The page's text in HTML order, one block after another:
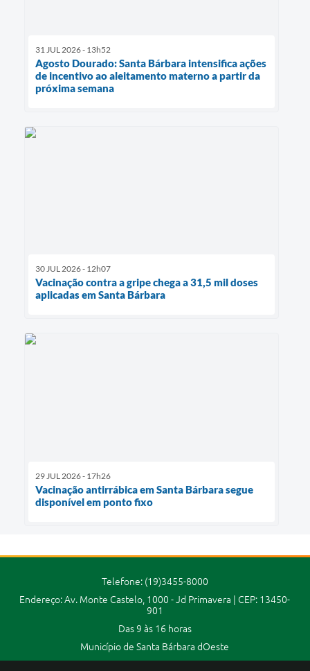
31 JUL 2026 - 13h52
Agosto Dourado: Santa Bárbara intensifica ações
de incentivo ao aleitamento materno a partir da
próxima semana
30 JUL 2026 - 12h07
Vacinação contra a gripe chega a 31,5 mil doses
aplicadas em Santa Bárbara
29 JUL 2026 - 17h26
Vacinação antirrábica em Santa Bárbara segue
disponível em ponto fixo
Telefone: (19)3455-8000
Endereço: Av. Monte Castelo, 1000 - Jd Primavera | CEP: 13450-
901
Das 9 às 16 horas
Município de Santa Bárbara dOeste